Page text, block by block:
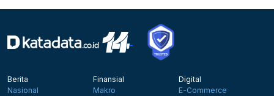
Berita
Nasional
Finansial
Makro
Digital
E-Commerce